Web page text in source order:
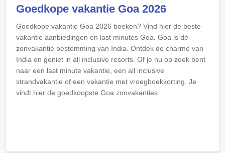
Goedkope vakantie Goa 2026
Goedkope vakantie Goa 2026 boeken? Vind hier de beste
vakantie aanbiedingen en last minutes Goa. Goa is dé
zonvakantie bestemming van India. Ontdek de charme van
India en geniet in all inclusive resorts. Of je nu op zoek bent
naar een last minute vakantie, een all inclusive
strandvakantie of een vakantie met vroegboekkorting. Je
vindt hier de goedkoopste Goa zonvakanties.